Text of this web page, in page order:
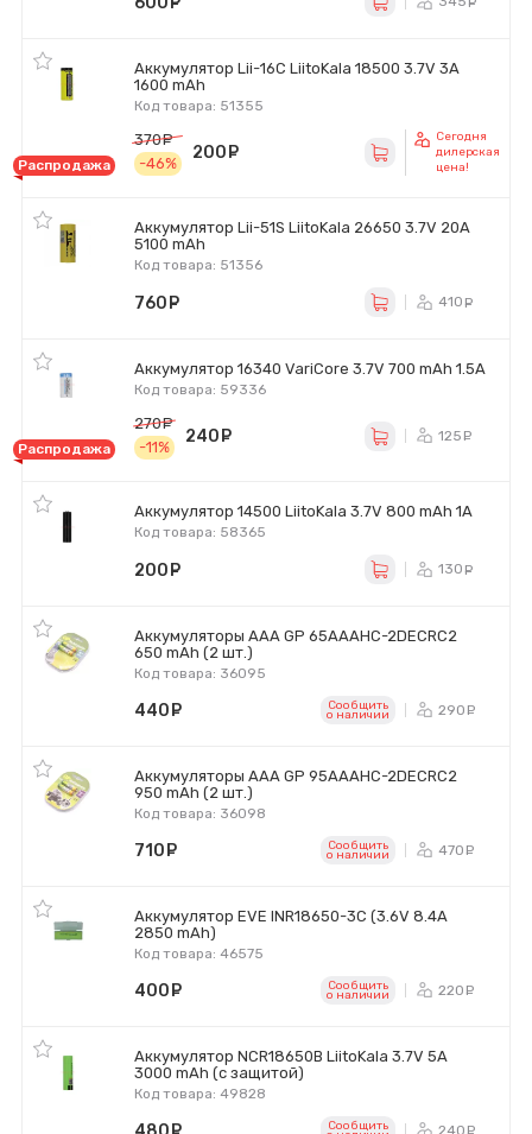
Аккумулятор Lii-16C LiitoKala 18500 3.7V 3A
1600 mAh
Код товара: 51355
Распродажа
370
-46%
200
Сегодня
дилерская
цена!
Аккумулятор Lii-51S LiitoKala 26650 3.7V 20A
5100 mAh
Код товара: 51356
760 410
Аккумулятор 16340 VariCore 3.7V 700 mAh 1.5A
Код товара: 59336
Распродажа
270
-11%
240 125
Аккумулятор 14500 LiitoKala 3.7V 800 mAh 1A
Код товара: 58365
200 130
Аккумуляторы AAA GP 65AAAHC-2DECRC2
650 mAh (2 шт.)
Код товара: 36095
440 Сообщить
o наличии 290
Аккумуляторы AAA GP 95AAAHC-2DECRC2
950 mAh (2 шт.)
Код товара: 36098
710 Сообщить
o наличии 470
Аккумулятор EVE INR18650-3C (3.6V 8.4A
2850 mAh)
Код товара: 46575
400 Сообщить
o наличии 220
Аккумулятор NCR18650B LiitoKala 3.7V 5A
3000 mAh (с защитой)
Код товара: 49828
Сообщить 240